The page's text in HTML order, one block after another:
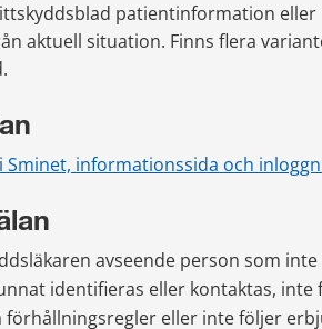
patientinformation
aktuell situation. Finns flera
Sminet, informationssida och
avseende person som
identifieras eller kontaktas, inte
förhållningsregler eller inte följer